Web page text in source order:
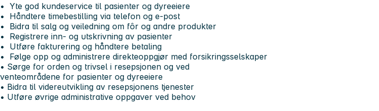
• Yte god kundeservice til pasienter og dyreeiere
• Håndtere timebestilling via telefon og e-post
• Bidra til salg og veiledning om fôr og andre produkter
• Registrere inn- og utskrivning av pasienter
• Utføre fakturering og håndtere betaling
• Følge opp og administrere direkteoppgjør med forsikringsselskaper
• Sørge for orden og trivsel i resepsjonen og ved
venteområdene for pasienter og dyreeiere
• Bidra til videreutvikling av resepsjonens tjenester
• Utføre øvrige administrative oppgaver ved behov